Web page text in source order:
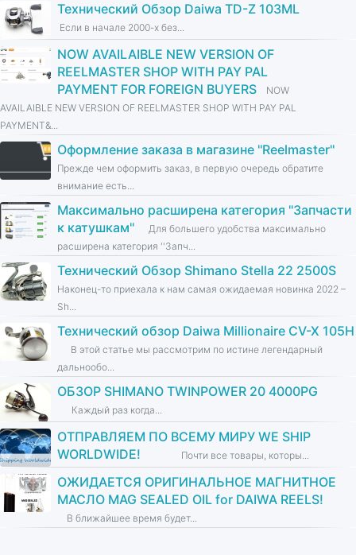
Технический Обзор Daiwa TD-Z 103ML
Если в начале 2000-х без...
NOW AVAILAIBLE NEW VERSION OF
REELMASTER SHOP WITH PAY PAL
PAYMENT FOR FOREIGN BUYERS
NOW
AVAILAIBLE NEW VERSION OF REELMASTER SHOP WITH PAY PAL
PAYMENT&...
Оформление заказа в магазине ''Reelmaster''
Прежде чем оформить заказ, в первую очередь обратите
внимание есть...
Максимально расширена категория ''Запчасти
к катушкам''
Для большего удобства максимально
расширена категория ''Запч...
Технический Обзор Shimano Stella 22 2500S
Наконец-то приехала к нам самая ожидаемая новинка 2022 –
Sh...
Технический обзор Daiwa Millionaire CV-X 105H
В этой статье мы рассмотрим по истине легендарный
дальнообо...
ОБЗОР SHIMANO TWINPOWER 20 4000PG
Каждый раз когда...
ОТПРАВЛЯЕМ ПО ВСЕМУ МИРУ WE SHIP
WORLDWIDE!
Почти все товары, которы...
ОЖИДАЕТСЯ ОРИГИНАЛЬНОЕ МАГНИТНОЕ
МАСЛО MAG SEALED OIL for DAIWA REELS!
В ближайшее время будет...